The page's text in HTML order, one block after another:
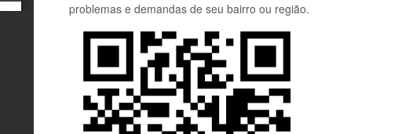
problemas e demandas de seu bairro ou região.